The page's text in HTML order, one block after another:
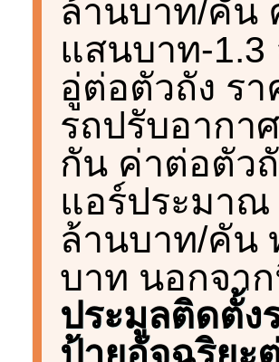
ล้านบาท/คัน
แสนบาท-1.3
อู่ต่อตัวถัง ร
รถปรับอากา
กัน ค่าต่อตัว
แอร์ประมา
ล้านบาท/คัน
บาท นอกจา
ประมูลติดตั้ง
ป้ายอัจฉริยะ